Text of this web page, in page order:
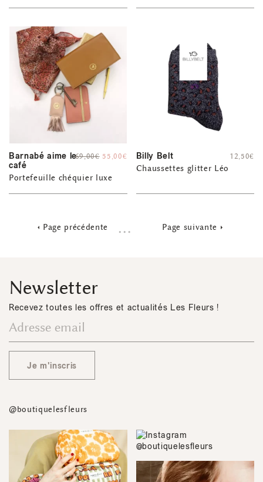
Barnabé aime le
café
Portefeuille chéquier luxe
69,00€ 55,00€ Billy Belt
Chaussettes glitter Léo
12,50€
Page précédente … Page suivante
Newsletter
Recevez toutes les offres et actualités Les Fleurs !
Je m'inscris
@boutiquelesfleurs